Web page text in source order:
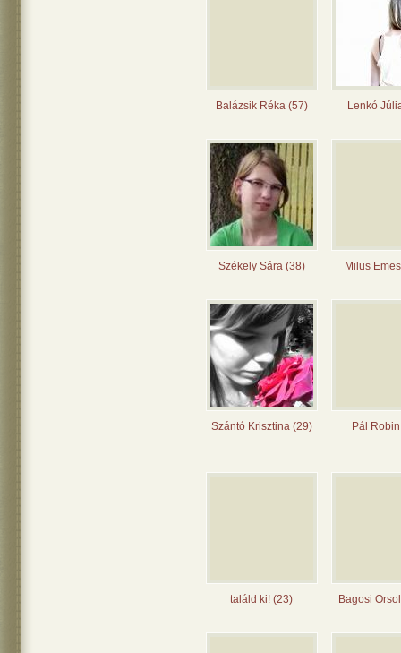
Balázsik Réka (57) Lenkó
Székely Sára (38) Milus
Szántó Krisztina (29) Pál
találd ki! (23) Bagosi